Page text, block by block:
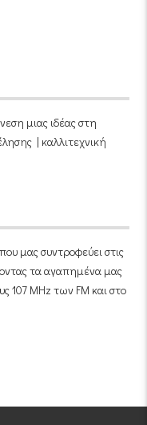
μιας ιδέας στη
| καλλιτεχνική
μας συντροφεύει στις
τα αγαπημένα μας
107 MHz των FM και στο